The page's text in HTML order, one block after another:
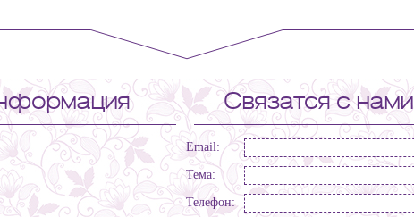
Связатся с нами
Email:
Тема:
Телефон: